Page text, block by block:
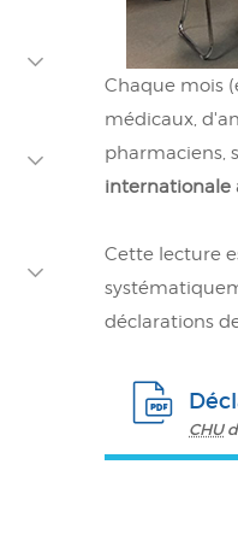
Chaque mois
médicaux,
pharmaciens,
internationale
Cette lecture
déclarations
CHU